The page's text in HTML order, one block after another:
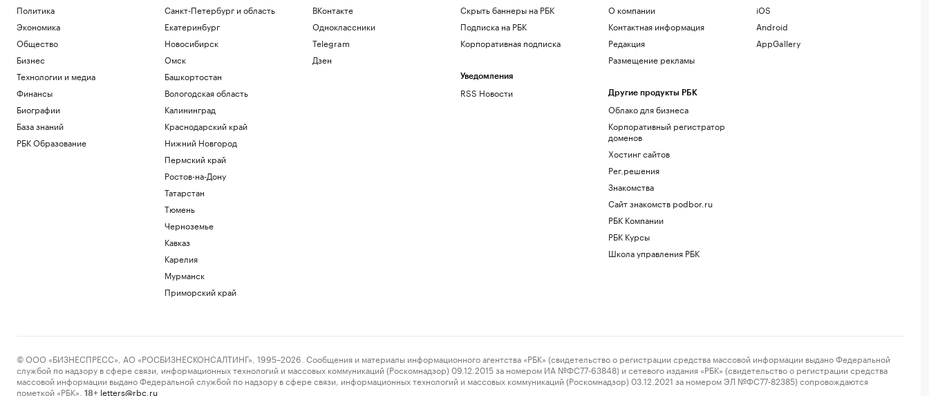
Политика
Экономика
Общество
Бизнес
Технологии и медиа
Финансы
Биографии
База знаний
РБК Образование
Санкт-Петербург и область
Екатеринбург
Новосибирск
Омск
Башкортостан
Вологодская область
Калининград
Краснодарский край
Нижний Новгород
Пермский край
Ростов-на-Дону
Татарстан
Тюмень
Черноземье
Кавказ
Карелия
Мурманск
Приморский край
ВКонтакте
Одноклассники
Telegram
Дзен
Скрыть баннеры на РБК
Подписка на РБК
Корпоративная подписка
Уведомления
RSS Новости
О компании
Контактная информация
Редакция
Размещение рекламы
Другие продукты РБК
Облако для бизнеса
Корпоративный регистратор
доменов
Хостинг сайтов
Рег.решения
Знакомства
Сайт знакомств podbor.ru
РБК Компании
РБК Курсы
Школа управления РБК
iOS
Android
AppGallery
© ООО «БИЗНЕСПРЕСС», АО «РОСБИЗНЕСКОНСАЛТИНГ», 1995–2026. Сообщения и материалы информационного агентства «РБК» (свидетельство о регистрации средства массовой информации выдано Федеральной
службой по надзору в сфере связи, информационных технологий и массовых коммуникаций (Роскомнадзор) 09.12.2015 за номером ИА №ФС77-63848) и сетевого издания «РБК» (свидетельство о регистрации средства
массовой информации выдано Федеральной службой по надзору в сфере связи, информационных технологий и массовых коммуникаций (Роскомнадзор) 03.12.2021 за номером ЭЛ №ФС77-82385) сопровождаются
пометкой «РБК».
18+ letters@rbc.ru